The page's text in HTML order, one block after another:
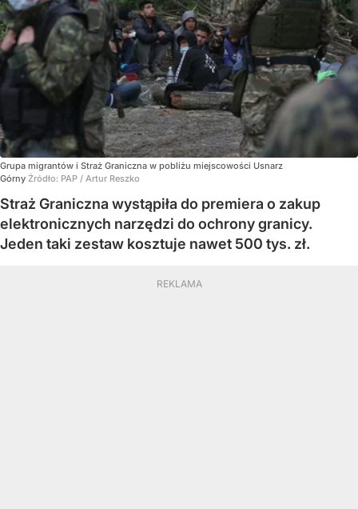
Grupa migrantów i Straż Graniczna w pobliżu miejscowości Usnarz
Górny Źródło: PAP / Artur Reszko
Straż Graniczna wystąpiła do premiera o zakup
elektronicznych narzędzi do ochrony granicy.
Jeden taki zestaw kosztuje nawet 500 tys. zł.